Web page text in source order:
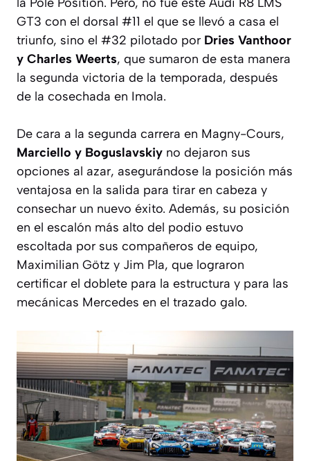
GT3 con el dorsal #11 el que se llevó a casa el
triunfo, sino el #32 pilotado por Dries Vanthoor
y Charles Weerts, que sumaron de esta manera
la segunda victoria de la temporada, después
de la cosechada en Imola.
De cara a la segunda carrera en Magny-Cours,
Marciello y Boguslavskiy no dejaron sus
opciones al azar, asegurándose la posición más
ventajosa en la salida para tirar en cabeza y
consechar un nuevo éxito. Además, su posición
en el escalón más alto del podio estuvo
escoltada por sus compañeros de equipo,
Maximilian Götz y Jim Pla, que lograron
certificar el doblete para la estructura y para las
mecánicas Mercedes en el trazado galo.